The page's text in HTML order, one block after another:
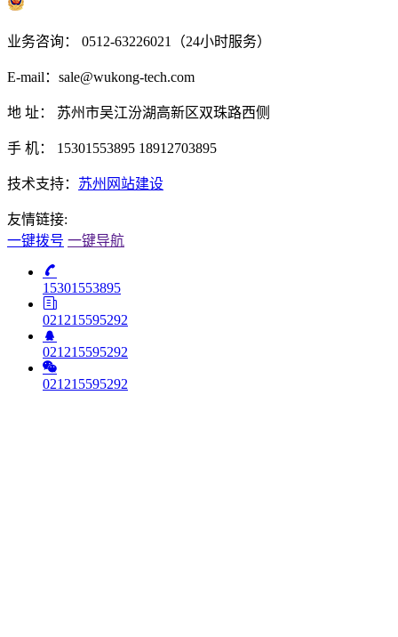
业务咨询： 0512-63226021（24小时服务）
E-mail：sale@wukong-tech.com
地 址： 苏州市吴江汾湖高新区双珠路西侧
手 机： 15301553895 18912703895
技术支持： 苏州网站建设
友情链接:
一键拨号 一键导航
15301553895
021215595292
021215595292
021215595292